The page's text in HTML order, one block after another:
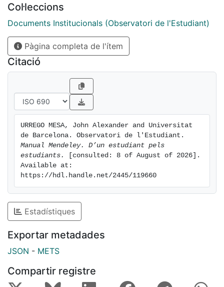
Col·leccions
Documents Institucionals (Observatori de l'Estudiant)
Pàgina completa de l'ítem
Citació
URREGO MESA, John Alexander and Universitat
Manual Mendeley. D’un estudiant pels
estudiants.
[consulted: 8 of August of 2026].
Available at:
https://hdl.handle.net/2445/119660
Estadístiques
Exportar metadades
JSON - METS
Compartir registre